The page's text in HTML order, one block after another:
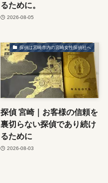
るために。
2026-08-05
探偵は宮崎市内の宮崎女性探偵社へ
探偵 宮崎｜お客様の信頼を
裏切らない探偵であり続け
るために
2026-08-03